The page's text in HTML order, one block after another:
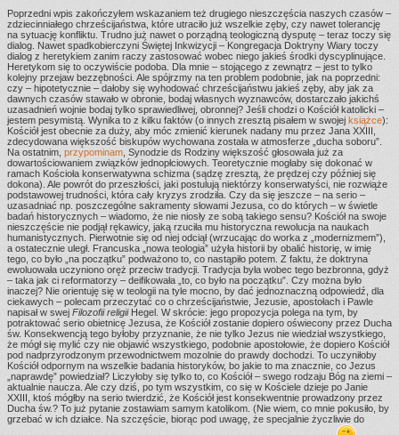
Poprzedni wpis zakończyłem wskazaniem też drugiego nieszczęścia naszych czasów –
zdziecinniałego chrześcijaństwa, które utraciło już wszelkie zęby, czy nawet tolerancję
na sytuację konfliktu. Trudno już nawet o porządną teologiczną dysputę – teraz toczy się
dialog. Nawet spadkobierczyni Świętej Inkwizycji – Kongregacja Doktryny Wiary toczy
dialog z heretykiem zanim raczy zastosować wobec niego jakieś środki dyscyplinujące.
Heretykom się to oczywiście podoba. Dla mnie – stojącego z zewnątrz – jest to tylko
kolejny przejaw bezzębności. Ale spójrzmy na ten problem podobnie, jak na poprzedni:
czy – hipotetycznie – dałoby się wyhodować chrześcijaństwu jakieś zęby, aby jak za
dawnych czasów stawało w obronie, bodaj własnych wyznawców, dostarczało jakichś
uzasadnień wojnie bodaj tylko sprawiedliwej, obronnej? Jeśli chodzi o Kościół katolicki –
jestem pesymistą. Wynika to z kilku faktów (o innych zresztą pisałem w swojej książce):
Kościół jest obecnie za duży, aby móc zmienić kierunek nadany mu przez Jana XXIII,
zdecydowana większość biskupów wychowana została w atmosferze „ducha soboru”.
Na ostatnim, przypominam , Synodzie ds Rodziny większość głosowała już za
dowartościowaniem związków jednopłciowych. Teoretycznie mogłaby się dokonać w
ramach Kościoła konserwatywna schizma (sądzę zresztą, że prędzej czy później się
dokona). Ale powrót do przeszłości, jaki postulują niektórzy konserwatyści, nie rozwiąże
podstawowej trudności, która cały kryzys zrodziła. Czy da się jeszcze – na serio –
uzasadniać np. poszczególne sakramenty słowami Jezusa, co do których – w świetle
badań historycznych – wiadomo, że nie niosły ze sobą takiego sensu? Kościół na swoje
nieszczęście nie podjął rękawicy, jaką rzuciła mu historyczna rewolucja na naukach
humanistycznych. Pierwotnie się od niej odciął (wrzucając do worka z „modernizmem”),
a ostatecznie uległ. Francuska „nowa teologia” użyła historii by obalić historię, w imię
tego, co było „na początku” podważono to, co nastąpiło potem. Z faktu, że doktryna
ewoluowała uczyniono oręż przeciw tradycji. Tradycja była wobec tego bezbronna, gdyż
– taka jak ci reformatorzy – deifikowała „to, co było na początku”. Czy można było
inaczej? Nie orientuję się w teologii na tyle mocno, by dać jednoznaczną odpowiedź, dla
ciekawych – polecam przeczytać co o chrześcijaństwie, Jezusie, apostołach i Pawle
napisał w swej Filozofii religii Hegel. W skrócie: jego propozycja polega na tym, by
potraktować serio obietnicę Jezusa, że Kościół zostanie dopiero oświecony przez Ducha
św. Konsekwencją tego byłoby przyznanie, że nie tylko Jezus nie wiedział wszystkiego,
że mógł się mylić czy nie objawić wszystkiego, podobnie apostołowie, że dopiero Kościół
pod nadprzyrodzonym przewodnictwem mozolnie do prawdy dochodzi. To uczyniłoby
Kościół odpornym na wszelkie badania historyków, bo jakie to ma znacznie, co Jezus
„naprawdę” powiedział? Liczyłoby się tylko to, co Kościół – swego rodzaju Bóg na ziemi –
aktualnie naucza. Ale czy dziś, po tym wszystkim, co się w Kościele dzieje po Janie
XXIII, ktoś mógłby na serio twierdzić, że Kościół jest konsekwentnie prowadzony przez
Ducha św.? To już pytanie zostawiam samym katolikom. (Nie wiem, co mnie pokusiło, by
grzebać w ich działce. Na szczęście, biorąc pod uwagę, że specjalnie życzliwie do